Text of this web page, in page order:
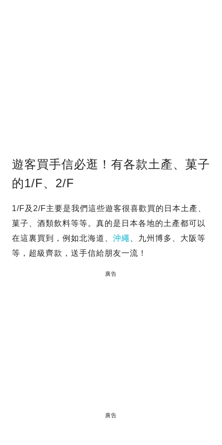
遊客買手信必逛！有各款土產、菓子
的1/F、2/F
1/F及2/F主要是我們這些遊客很喜歡買的日本土產、
菓子、酒類飲料等等。真的是日本各地的土產都可以
在這裏買到，例如北海道、 沖繩 、九州博多、大阪等
等，超級齊款，送手信給朋友一流！
廣告
廣告